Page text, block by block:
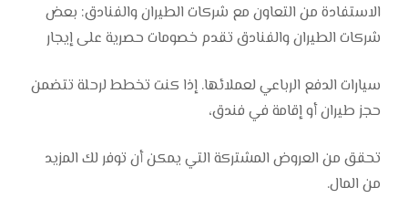
الاستفادة من التعاون مع شركات الطيران والفنادق: بعض
شركات الطيران والفنادق تقدم خصومات حصرية على إيجار
سيارات الدفع الرباعي لعملائها. إذا كنت تخطط لرحلة تتضمن
حجز طيران أو إقامة في فندق،
تحقق من العروض المشتركة التي يمكن أن توفر لك المزيد
من المال.